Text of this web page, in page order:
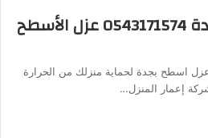
شركة عزل اسطح بجدة 0543171574 عزل الأسطح
اسطح بجدة لحماية منزلك من الحرارة
إعمار المنزل…